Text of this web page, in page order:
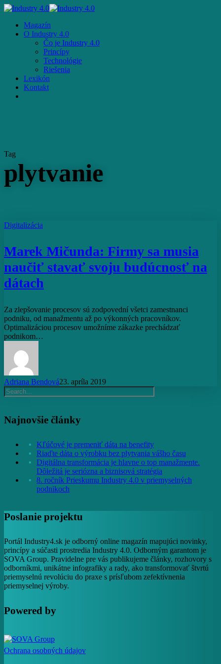
Skip
main
content
Menu
Magazín
O Industry 4.0
Čo je Industry 4.0
Princípy
Technológie
Riešenia
Lexikón
Kontakt
Tag
plytvanie
Marek
sa
musia
naučiť
stavať
svoju
dátach
Digitalizácia
Marek Mičunda: Firmy sa musia
naučiť stavať svoju budúcnosť na
dátach
Za zlepšovanie procesov sú zodpovední všetci zamestnanci
podniku, od manažmentu až po výkonných pracovníkov.
Optimalizáciou procesov umožníme zákazke prechádzať
podnikom…
Adriana Bendová23. apríla 2019
Najnovšie články
Kľúčové je premeniť dáta na benefity
Riaďte dáta o výrobku bez plytvania vášho času
Digitálna transformácia je hlavne o top manažmente.
Dôležitá je seriózna a biznisová stratégia
8. ročník Prieskumu Industry 4.0 v priemyselných
podnikoch
Poslanie projektu
Portál Industry4.sk je odborný online magazín mapujúci novinky,
princípy a súčasti prostredia Industry 4.0. Odborným garantom je
SOVA Group. Pravidelne pre vás publikujeme články, rozhovory s
odborníkmi, unikátne infografiky a rady, ako transformovať štvrtú
priemyselnú revolúciu do praxe s prísľubom zefektívnenia
priemyselnej výroby.
Powered by
Ochrana osobných údajov